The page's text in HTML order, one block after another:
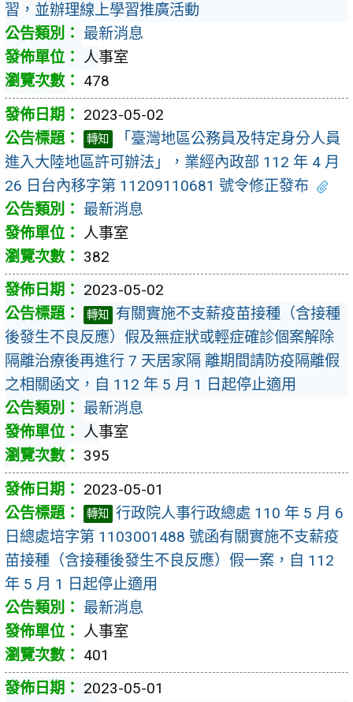
習，並辦理線上學習推廣活動
最新消息
人事室
478
2023-05-02
轉知
「臺灣地區公務員及特定身分人員
進入大陸地區許可辦法」，業經內政部 112 年 4 月
26 日台內移字第 11209110681 號令修正發布
最新消息
人事室
382
2023-05-02
轉知
有關實施不支薪疫苗接種（含接種
後發生不良反應）假及無症狀或輕症確診個案解除
隔離治療後再進行 7 天居家隔 離期間請防疫隔離假
之相關函文，自 112 年 5 月 1 日起停止適用
最新消息
人事室
395
2023-05-01
轉知
行政院人事行政總處 110 年 5 月 6
日總處培字第 1103001488 號函有關實施不支薪疫
苗接種（含接種後發生不良反應）假一案，自 112
年 5 月 1 日起停止適用
最新消息
人事室
401
2023-05-01